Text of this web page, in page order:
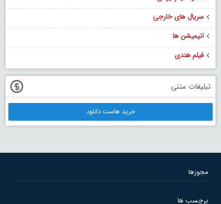
سریال های خارجی
انیمیشن ها
فیلم هندی
تبلیغات متنی
خرید هاست دانلود
مجوزها
برچسب ها